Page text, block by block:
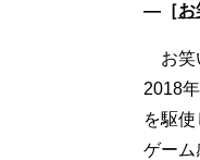
―［お
お笑
2018
を駆
ゲーム